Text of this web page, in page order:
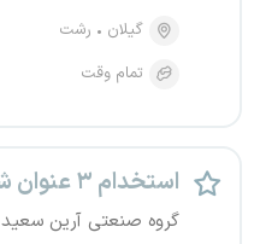
گیلان
رشت
تمام وقت
استخدام ۳ عنوان شغلی
گروه صنعتی آرین سعید